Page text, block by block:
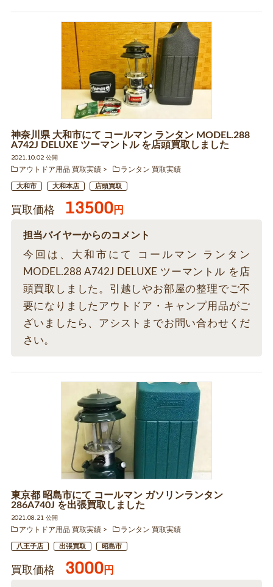
神奈川県 大和市にて コールマン ランタン MODEL.288
A742J DELUXE ツーマントル を店頭買取しました
2021.10.02 公開
アウトドア用品 買取実績
ランタン 買取実績
大和市 大和本店 店頭買取
買取価格 13500円
担当バイヤーからのコメント
今回は、大和市にて コールマン ランタン
MODEL.288 A742J DELUXE ツーマントル を店
頭買取しました。引越しやお部屋の整理でご不
要になりましたアウトドア・キャンプ用品がご
ざいましたら、アシストまでお問い合わせくだ
さい。
東京都 昭島市にて コールマン ガソリンランタン
286A740J を出張買取しました
2021.08.21 公開
アウトドア用品 買取実績
ランタン 買取実績
八王子店 出張買取 昭島市
買取価格 3000円